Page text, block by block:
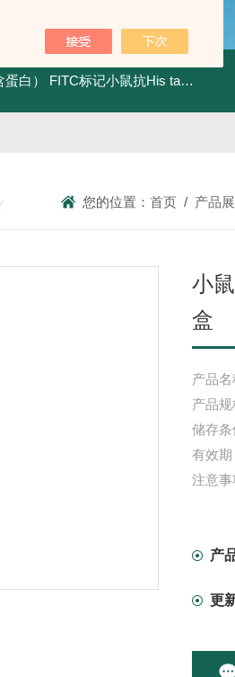
白） FITC标记小鼠抗His tag 组织细
您的位置：首页 / 产品
小
盒
产品
产品
储存
有效期
注意事
产
更